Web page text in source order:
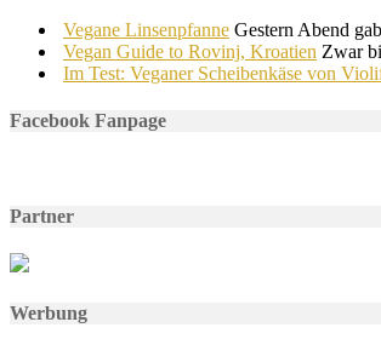
Vegane Linsenpfanne Gestern Abend
Vegan Guide to Rovinj, Kroatien Zwar
Im Test: Veganer Scheibenkäse von
Facebook Fanpage
Partner
Werbung